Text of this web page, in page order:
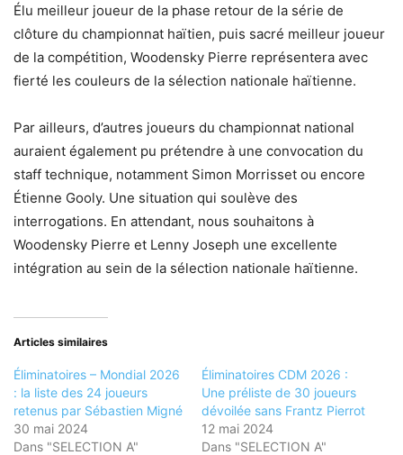
Élu meilleur joueur de la phase retour de la série de
clôture du championnat haïtien, puis sacré meilleur joueur
de la compétition, Woodensky Pierre représentera avec
fierté les couleurs de la sélection nationale haïtienne.
Par ailleurs, d’autres joueurs du championnat national
auraient également pu prétendre à une convocation du
staff technique, notamment Simon Morrisset ou encore
Étienne Gooly. Une situation qui soulève des
interrogations. En attendant, nous souhaitons à
Woodensky Pierre et Lenny Joseph une excellente
intégration au sein de la sélection nationale haïtienne.
Articles similaires
Éliminatoires – Mondial 2026
: la liste des 24 joueurs
retenus par Sébastien Migné
30 mai 2024
Dans "SELECTION A"
Éliminatoires CDM 2026 :
Une préliste de 30 joueurs
dévoilée sans Frantz Pierrot
12 mai 2024
Dans "SELECTION A"